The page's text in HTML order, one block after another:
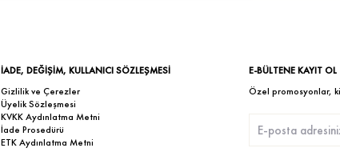
İADE, DEĞİŞİM, KULLANICI SÖZLEŞMESİ
Gizlilik ve Çerezler
Üyelik Sözleşmesi
KVKK Aydınlatma Metni
İade Prosedürü
ETK Aydınlatma Metni
E-BÜLTENE KAYIT OL
Özel promosyonlar,